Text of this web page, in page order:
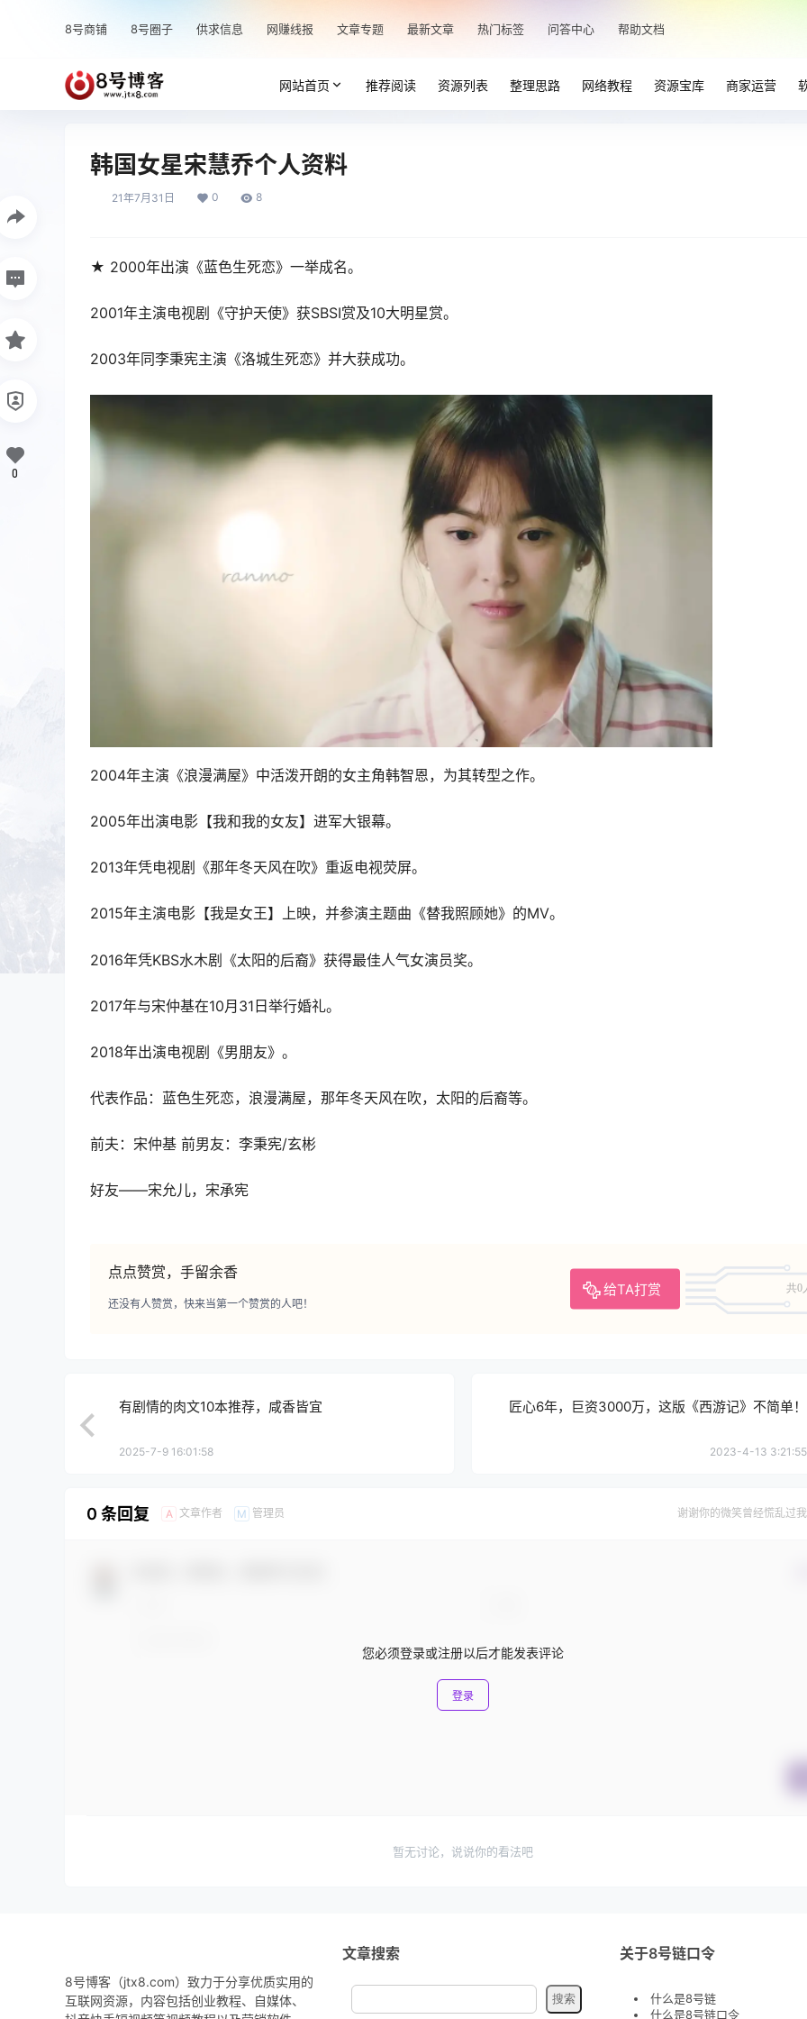
8号商铺 8号圈子 供求信息 网赚线报 文章专题 最新文章 热门标签 问答中心 帮助文档
网站首页 推荐阅读 资源列表 整理思路 网络教程 资源宝库 商家运营
韩国女星宋慧乔个人资料
21年7月31日 0 8
★ 2000年出演《蓝色生死恋》一举成名。
2001年主演电视剧《守护天使》获SBSI赏及10大明星赏。
2003年同李秉宪主演《洛城生死恋》并大获成功。
2004年主演《浪漫满屋》中活泼开朗的女主角韩智恩，为其转型之作。
2005年出演电影【我和我的女友】进军大银幕。
2013年凭电视剧《那年冬天风在吹》重返电视荧屏。
2015年主演电影【我是女王】上映，并参演主题曲《替我照顾她》的MV。
2016年凭KBS水木剧《太阳的后裔》获得最佳人气女演员奖。
2017年与宋仲基在10月31日举行婚礼。
2018年出演电视剧《男朋友》。
代表作品：蓝色生死恋，浪漫满屋，那年冬天风在吹，太阳的后裔等。
前夫：宋仲基 前男友：李秉宪/玄彬
好友——宋允儿，宋承宪
点点赞赏，手留余香
给TA打赏 共0
还没有人赞赏，快来当第一个赞赏的人吧！
0
有剧情的肉文10本推荐，咸香皆宜
2025-7-9 16:01:58
匠心6年，巨资3000万，这版《西游记》不简单！
2023-4-13 3:21:55
0 条回复 A 文章作者 M 管理员 谢谢你的微笑曾经慌乱过
您必须登录或注册以后才能发表评论
登录
暂无讨论，说说你的看法吧
8号博客（jtx8.com）致力于分享优质实用的
互联网资源，内容包括创业教程、自媒体、
文章搜索 关于8号链口令
什么是8号链
什么是8号链口令